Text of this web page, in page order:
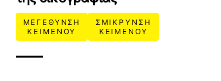
ΜΕΓΕΘΥΝΣΗ
ΚΕΙΜΕΝΟΥ
ΣΜΙΚΡΥΝΣΗ
ΚΕΙΜΕΝΟΥ